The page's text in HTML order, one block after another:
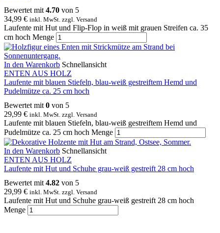
Bewertet mit 4.70 von 5
34,99 € inkl. MwSt. zzgl. Versand
Laufente mit Hut und Flip-Flop in weiß mit grauen Streifen ca. 35
cm hoch Menge
In den Warenkorb Schnellansicht
ENTEN AUS HOLZ
Laufente mit blauen Stiefeln, blau-weiß gestreiftem Hemd und
Pudelmütze ca. 25 cm hoch
Bewertet mit 0 von 5
29,99 € inkl. MwSt. zzgl. Versand
Laufente mit blauen Stiefeln, blau-weiß gestreiftem Hemd und
Pudelmütze ca. 25 cm hoch Menge
In den Warenkorb Schnellansicht
ENTEN AUS HOLZ
Laufente mit Hut und Schuhe grau-weiß gestreift 28 cm hoch
Bewertet mit 4.82 von 5
29,99 € inkl. MwSt. zzgl. Versand
Laufente mit Hut und Schuhe grau-weiß gestreift 28 cm hoch
Menge